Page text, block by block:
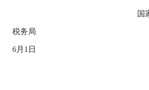
国家税务总局
税务局
6月1日